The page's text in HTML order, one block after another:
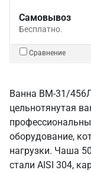
Самовывоз
Бесплатно.
Сравнение
Ванна ВМ-31/
цельнотянутая
оборудование,
нагрузки. Чаша
стали AISI 304,